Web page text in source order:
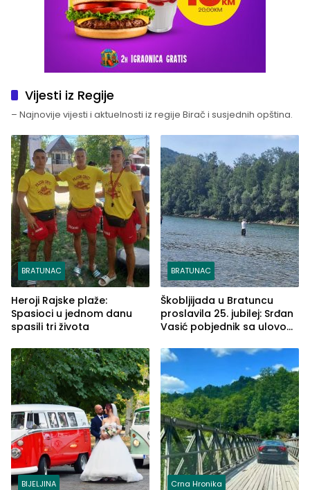
Vijesti iz Regije
– Najnovije vijesti i aktuelnosti iz regije Birač i susjednih opština.
BRATUNAC
Heroji Rajske plaže:
Spasioci u jednom danu
spasili tri života
BRATUNAC
Škobljijada u Bratuncu
proslavila 25. jubilej: Srđan
Vasić pobjednik sa ulovom
BIJELJINA Crna Hronika